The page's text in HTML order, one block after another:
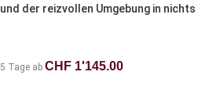
und der reizvollen Umgebung in
5 Tage abCHF 1'145.00